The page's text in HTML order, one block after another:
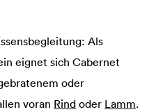
Als
eignet sich Cabernet
oder
voran Rind oder Lamm.